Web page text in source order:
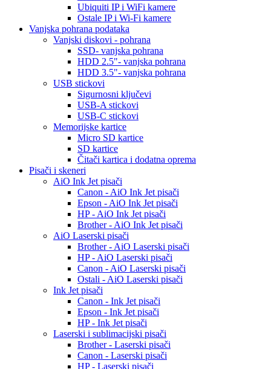
Ubiquiti IP i WiFi kamere
Ostale IP i Wi-Fi kamere
Vanjska pohrana podataka
Vanjski diskovi - pohrana
SSD- vanjska pohrana
HDD 2.5"- vanjska pohrana
HDD 3.5"- vanjska pohrana
USB stickovi
Sigurnosni ključevi
USB-A stickovi
USB-C stickovi
Memorijske kartice
Micro SD kartice
SD kartice
Čitači kartica i dodatna oprema
Pisači i skeneri
AiO Ink Jet pisači
Canon - AiO Ink Jet pisači
Epson - AiO Ink Jet pisači
HP - AiO Ink Jet pisači
Brother - AiO Ink Jet pisači
AiO Laserski pisači
Brother - AiO Laserski pisači
HP - AiO Laserski pisači
Canon - AiO Laserski pisači
Ostali - AiO Laserski pisači
Ink Jet pisači
Canon - Ink Jet pisači
Epson - Ink Jet pisači
HP - Ink Jet pisači
Laserski i sublimacijski pisači
Brother - Laserski pisači
Canon - Laserski pisači
HP - Laserski pisači